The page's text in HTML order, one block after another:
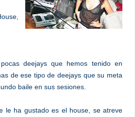
deejays que hemos tenido en
de ese tipo de deejays que su meta
baile en sus sesiones.
le ha gustado es el house, se atreve